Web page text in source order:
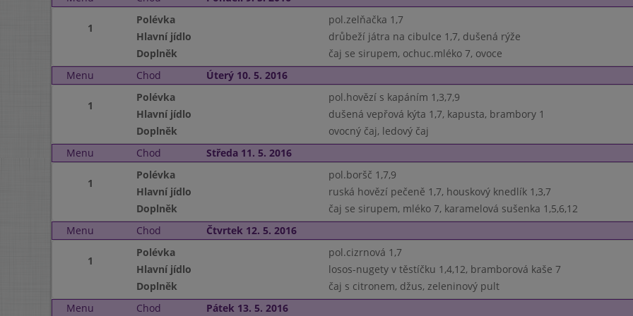
1
Polévka
pol.zelňačka 1,7
Hlavní jídlo
drůbeží játra na cibulce 1,7, dušená rýže
Doplněk
čaj se sirupem, ochuc.mléko 7, ovoce
Menu
Chod Úterý 10. 5. 2016
1
Polévka
pol.hovězí s kapáním 1,3,7,9
Hlavní jídlo
dušená vepřová kýta 1,7, kapusta, brambory 1
Doplněk
ovocný čaj, ledový čaj
Menu
Chod Středa 11. 5. 2016
1
Polévka
pol.boršč 1,7,9
Hlavní jídlo
ruská hovězí pečeně 1,7, houskový knedlík 1,3,7
Doplněk
čaj se sirupem, mléko 7, karamelová sušenka 1,5,6,12
Menu
Chod Čtvrtek 12. 5. 2016
1
Polévka
pol.cizrnová 1,7
Hlavní jídlo
losos-nugety v těstíčku 1,4,12, bramborová kaše 7
Doplněk
čaj s citronem, džus, zeleninový pult
Menu
Chod Pátek 13. 5. 2016